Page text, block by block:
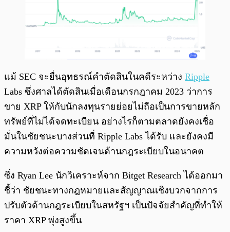
แม้ SEC จะยื่นอุทธรณ์คำตัดสินในคดีระหว่าง Ripple
Labs ซึ่งศาลได้ตัดสินเมื่อเดือนกรกฎาคม 2023 ว่าการ
ขาย XRP ให้กับนักลงทุนรายย่อยไม่ถือเป็นการขายหลัก
ทรัพย์ที่ไม่ได้จดทะเบียน อย่างไรก็ตามตลาดยังคงเชื่อ
มั่นในชัยชนะบางส่วนที่ Ripple Labs ได้รับ และยังคงมี
ความหวังต่อความชัดเจนด้านกฎระเบียบในอนาคต
ซึ่ง Ryan Lee นักวิเคราะห์จาก Bitget Research ได้ออกมา
ชี้ว่า ชัยชนะทางกฎหมายและสัญญาณเชิงบวกจากการ
ปรับตัวด้านกฎระเบียบในสหรัฐฯ เป็นปัจจัยสำคัญที่ทำให้
ราคา XRP พุ่งสูงขึ้น